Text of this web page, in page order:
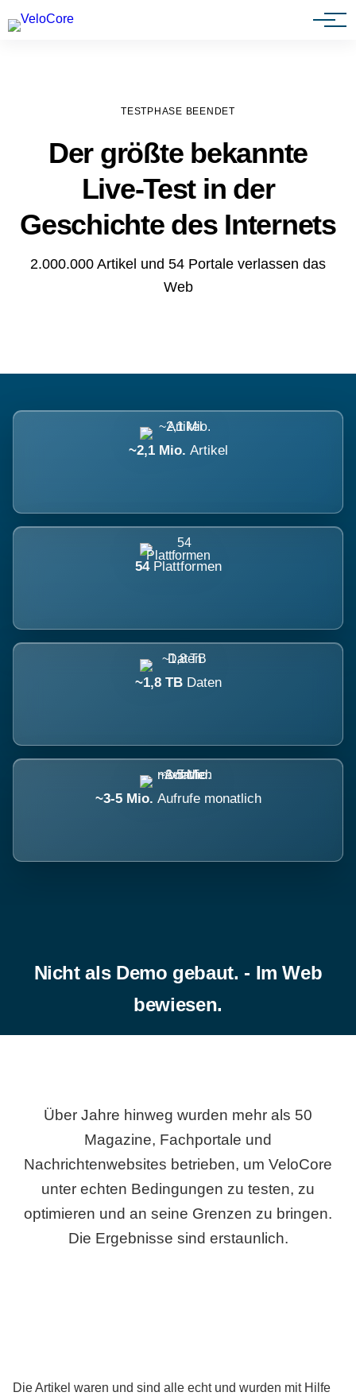
Agenturen & Webdesigner
TESTPHASE BEENDET
Der größte bekannte
Live-Test in der
Geschichte des Internets
2.000.000 Artikel und 54 Portale verlassen das
Web
~2,1 Mio. Artikel
54 Plattformen
~1,8 TB Daten
~3-5 Mio. Aufrufe monatlich
Nicht als Demo gebaut. - Im Web
bewiesen.
Über Jahre hinweg wurden mehr als 50
Magazine, Fachportale und
Nachrichtenwebsites betrieben, um VeloCore
unter echten Bedingungen zu testen, zu
optimieren und an seine Grenzen zu bringen.
Die Ergebnisse sind erstaunlich.
Die Artikel waren und sind alle echt und wurden mit Hilfe